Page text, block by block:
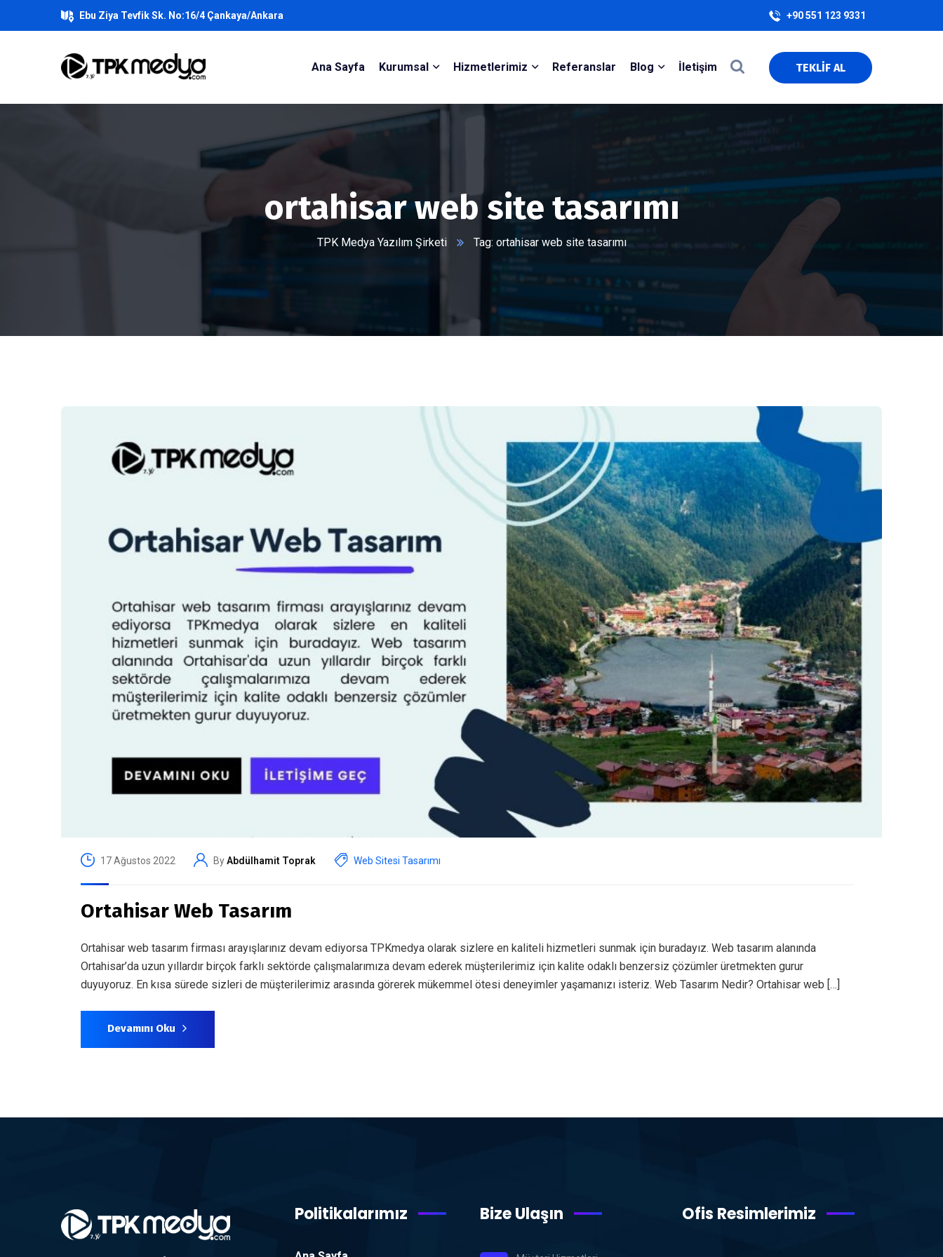
Ebu Ziya Tevfik Sk. No:16/4 Çankaya/Ankara +90 551 123 9331
Ana Sayfa Kurumsal Hizmetlerimiz Referanslar Blog İletişim TEKLİF AL
ortahisar web site tasarımı
TPK Medya Yazılım Şirketi Tag: ortahisar web site tasarımı
17 Ağustos 2022 ByAbdülhamit Toprak Web Sitesi Tasarımı
Ortahisar Web Tasarım
Ortahisar web tasarım firması arayışlarınız devam ediyorsa TPKmedya olarak sizlere en kaliteli hizmetleri sunmak için buradayız. Web tasarım alanında
Ortahisar’da uzun yıllardır birçok farklı sektörde çalışmalarımıza devam ederek müşterilerimiz için kalite odaklı benzersiz çözümler üretmekten gurur
duyuyoruz. En kısa sürede sizleri de müşterilerimiz arasında görerek mükemmel ötesi deneyimler yaşamanızı isteriz. Web Tasarım Nedir? Ortahisar web […]
Devamını Oku
Politikalarımız Bize Ulaşın Ofis Resimlerimiz